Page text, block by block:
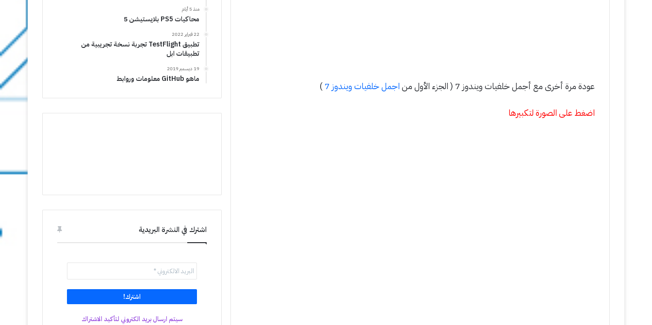
عودة مرة أخرى مع أجمل خلفيات ويندوز 7 ( الجزء الأول من اجمل خلفيات ويندوز 7 )
اضغط على الصورة لتكبيرها
منذ 5 أيام
محاكيات PS5 بلايستيشن 5
22 فبراير 2022
تطبيق TestFlight تجربة نسخة تجريبية من
تطبيقات ابل
19 ديسمبر 2019
ماهو GitHub معلومات وروابط
اشترك في النشرة البريدية
سيتم ارسال بريد الكتروني لتأكيد الاشتراك